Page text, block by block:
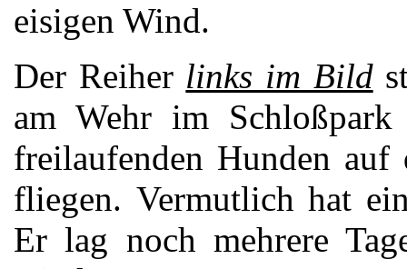
eisigen Wind.
Der Reiher links im Bild
am Wehr im
freilaufenden Hunden
fliegen. Vermutlich hat
Er lag noch mehrere